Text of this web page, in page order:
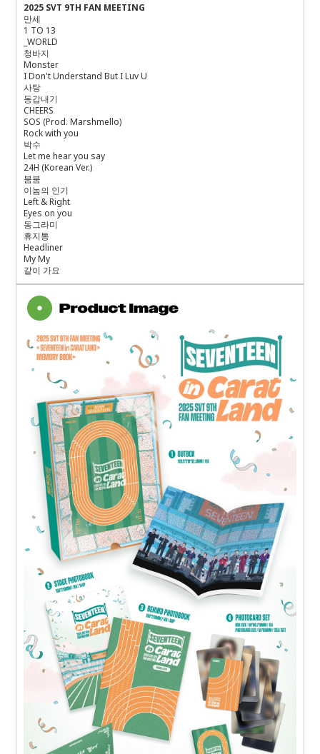
2025 SVT 9TH FAN MEETING
만세
1 TO 13
_WORLD
청바지
Monster
I Don't Understand But I Luv U
사탕
동갑내기
CHEERS
SOS (Prod. Marshmello)
Rock with you
박수
Let me hear you say
24H (Korean Ver.)
붐붐
이놈의 인기
Left & Right
Eyes on you
동그라미
휴지통
Headliner
My My
같이 가요